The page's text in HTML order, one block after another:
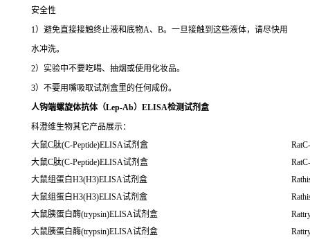
安全性
1）避免直接接触终止液和底物A、B。一旦接触到这些液体，请尽快用
水冲洗。
2）实验中不要吃喝、抽烟或使用化妆品。
3）不要用嘴吸取试剂盒里的任何成份。
人钩端螺旋体抗体（Lep-Ab）ELISA检测试剂盒
科澄维生物其它产品展示：
大鼠C肽(C-Peptide)ELISA试剂盒
大鼠C肽(C-Peptide)ELISA试剂盒
大鼠组蛋白H3(H3)ELISA试剂盒
大鼠组蛋白H3(H3)ELISA试剂盒
大鼠胰蛋白酶(trypsin)ELISA试剂盒
大鼠胰蛋白酶(trypsin)ELISA试剂盒